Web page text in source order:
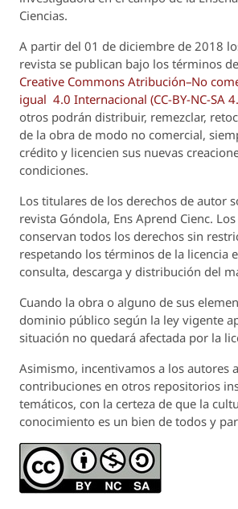
Ciencias.
A partir del 01 de diciembre de 2018
revista se publican bajo los términos
Creative Commons Atribución–No
igual 4.0 Internacional (CC-BY-NC-SA
otros podrán distribuir, remezclar,
de la obra de modo no comercial,
crédito y licencien sus nuevas
condiciones.
Los titulares de los derechos de autor
revista Góndola, Ens Aprend Cienc.
conservan todos los derechos sin
respetando los términos de la licencia
consulta, descarga y distribución del
Cuando la obra o alguno de sus
dominio público según la ley vigente
situación no quedará afectada por la
Asimismo, incentivamos a los autores
contribuciones en otros repositorios
temáticos, con la certeza de que la
conocimiento es un bien de todos y